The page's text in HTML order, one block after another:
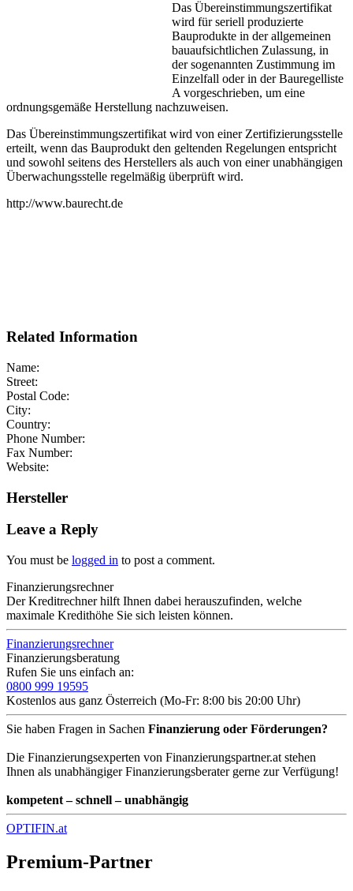
Das Übereinstimmungszertifikat
wird für seriell produzierte
Bauprodukte in der allgemeinen
bauaufsichtlichen Zulassung, in
der sogenannten Zustimmung im
Einzelfall oder in der Bauregelliste
A vorgeschrieben, um eine
ordnungsgemäße Herstellung nachzuweisen.
Das Übereinstimmungszertifikat wird von einer Zertifizierungsstelle
erteilt, wenn das Bauprodukt den geltenden Regelungen entspricht
und sowohl seitens des Herstellers als auch von einer unabhängigen
Überwachungsstelle regelmäßig überprüft wird.
http://www.baurecht.de
Related Information
Name:
Street:
Postal Code:
City:
Country:
Phone Number:
Fax Number:
Website:
Hersteller
Leave a Reply
You must be logged in to post a comment.
Finanzierungsrechner
Der Kreditrechner hilft Ihnen dabei herauszufinden, welche
maximale Kredithöhe Sie sich leisten können.
Finanzierungsrechner
Finanzierungsberatung
Rufen Sie uns einfach an:
0800 999 19595
Kostenlos aus ganz Österreich (Mo-Fr: 8:00 bis 20:00 Uhr)
Sie haben Fragen in Sachen Finanzierung oder Förderungen?
Die Finanzierungsexperten von Finanzierungspartner.at stehen
Ihnen als unabhängiger Finanzierungsberater gerne zur Verfügung!
kompetent – schnell – unabhängig
OPTIFIN.at
Premium-Partner